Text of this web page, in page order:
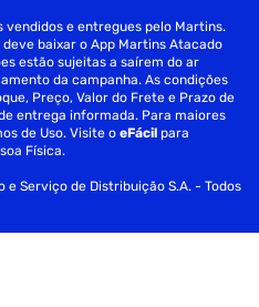
vendidos e entregues pelo Martins.
baixar o App Martins Atacado
estão sujeitas a saírem do ar
da campanha. As condições
Preço, Valor do Frete e Prazo de
entrega informada. Para maiores
de Uso. Visite oeFácil para
Física.
Serviço de Distribuição S.A. - Todos